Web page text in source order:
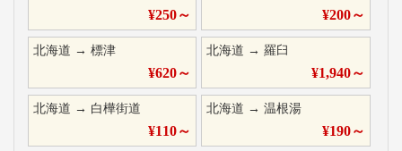
¥250～ ¥200～
北海道 → 標津
¥620～
北海道 →羅臼
¥1,940～
北海道 → 白樺街道
¥110～
北海道 →温根湯
¥190～